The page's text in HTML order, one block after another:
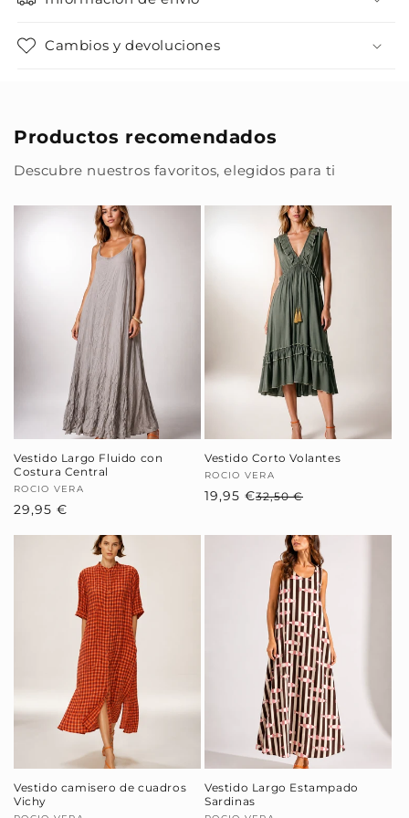
Cambios y devoluciones
Productos recomendados
Descubre nuestros favoritos, elegidos para ti
Vestido Largo Fluido con
Costura Central
Proveedor:
ROCIO VERA
Precio
29,95 €
Vestido Corto Volantes
Proveedor:
ROCIO VERA
32,50 €
oferta
19,95 €
Vestido camisero de cuadros
Vichy
Vestido Largo Estampado
Sardinas